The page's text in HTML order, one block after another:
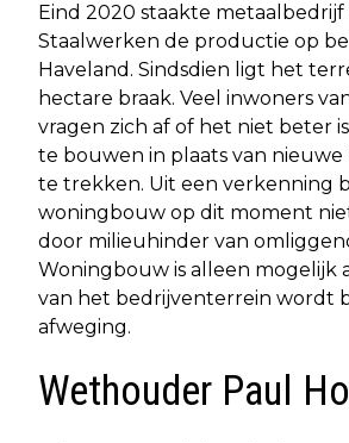
Eind 2020 staakte metaalbedrijf
Staalwerken de productie op
Haveland. Sindsdien ligt het
hectare braak. Veel inwoners
vragen zich af of het niet beter
te bouwen in plaats van nieuwe
te trekken. Uit een verkenning
woningbouw op dit moment
door milieuhinder van
Woningbouw is alleen mogelijk
van het bedrijventerrein wordt
afweging.
Wethouder Paul